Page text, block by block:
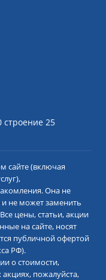
строение 25
сайте (включая
Она не
не может заменить
цены, статьи, акции
на сайте, носят
публичной офертой
РФ).
о стоимости,
пожалуйста,